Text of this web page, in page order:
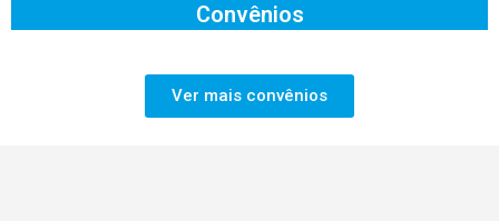
Convênios
Ver mais convênios